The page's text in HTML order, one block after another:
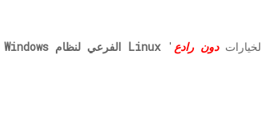
نظام Windows الفرعي لنظام Linux دون رادع